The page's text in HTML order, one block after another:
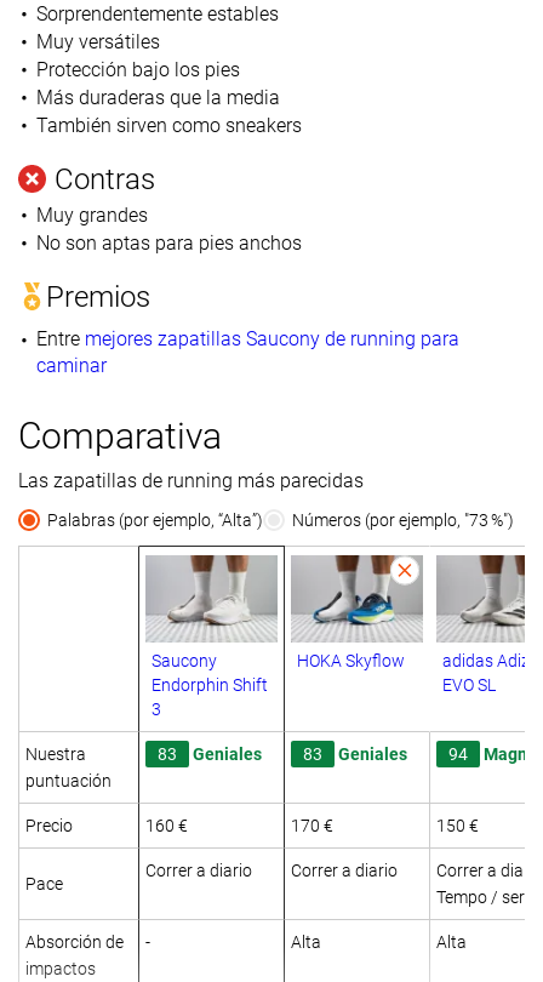
Sorprendentemente estables
Muy versátiles
Protección bajo los pies
Más duraderas que la media
También sirven como sneakers
Contras
Muy grandes
No son aptas para pies anchos
Premios
Entre mejores zapatillas Saucony de running para
caminar
Comparativa
Las zapatillas de running más parecidas
Palabras (por ejemplo, “Alta”) Números (por ejemplo, "73 %")
Saucony
Endorphin Shift
3
HOKA Skyflow
adidas
EVO SL
Nuestra
puntuación
83 Geniales 83 Geniales 94
Precio 160 € 170 € 150 €
Pace
Correr a diario Correr a diario
Correr a diario
Tempo /
Absorción de
impactos
- Alta Alta